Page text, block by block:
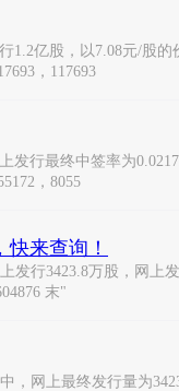
亿股，以7.08元/股
，117693
行最终中签率为
，8055
来查询！
发行3423.8万股，网
末"
网上最终发行量为